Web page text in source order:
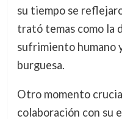
su tiempo se
trató temas como la
sufrimiento humano
burguesa.
Otro momento
colaboración con su